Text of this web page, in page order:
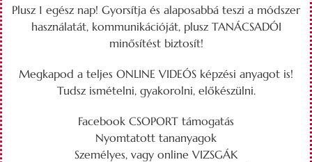
Plusz 1 egész nap! Gyorsítja és alaposabbá teszi a módszer
használatát, kommunikációját, plusz TANÁCSADÓI
minősítést biztosít!
Megkapod a teljes ONLINE VIDEÓS képzési anyagot is!
Tudsz ismételni, gyakorolni, előkészülni.
Facebook CSOPORT támogatás
Nyomtatott tananyagok
Személyes, vagy online VIZSGÁK